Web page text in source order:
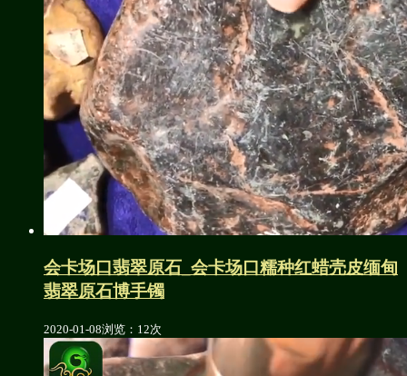
会卡场口翡翠原石_会卡场口糯种红蜡壳皮缅甸
翡翠原石博手镯
2020-01-08浏览：12次